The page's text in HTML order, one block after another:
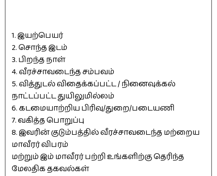
1. இயற்பெயர்
2. சொந்த இடம்
3. பிறந்த நாள்
4. வீரச்சாவடைந்த சம்பவம்
5. வித்துடல் விதைக்கப்பட்ட / நினைவுக்கல்
நாட்டப்பட்ட துயிலுமில்லம்
6. கடமையாற்றிய பிரிவு/துறை/படையணி
7. வகித்த பொறுப்பு
8. இவரின் குடும்பத்தில் வீரச்சாவடைந்த மற்றைய
மாவீரர் விபரம்
மற்றும் இம் மாவீரர் பற்றி உங்களிற்கு தெரிந்த
மேலதிக தகவல்கள்